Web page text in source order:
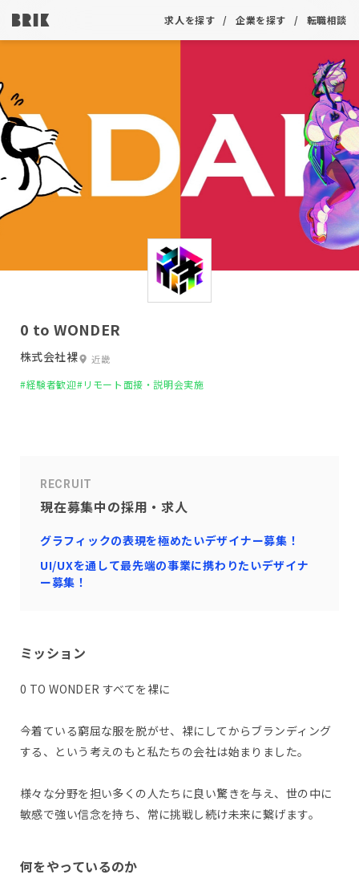
求人を探す 企業を探す 転職相談
0 to WONDER
株式会社裸 近畿
#経験者歓迎#リモート面接・説明会実施
RECRUIT
現在募集中の採用・求人
グラフィックの表現を極めたいデザイナー募集！
UI/UXを通して最先端の事業に携わりたいデザイナ
ー募集！
ミッション
0 TO WONDER すべてを裸に
今着ている窮屈な服を脱がせ、裸にしてからブランディング
する、という考えのもと私たちの会社は始まりました。
様々な分野を担い多くの人たちに良い驚きを与え、世の中に
敏感で強い信念を持ち、常に挑戦し続け未来に繋げます。
何をやっているのか